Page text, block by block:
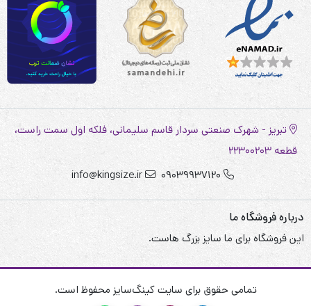
تبریز - شهرک صنعتی سردار قاسم سلیمانی، فلکه اول سمت راست،
قطعه 22300203
09039937120
info@kingsize.ir
درباره فروشگاه ما
این فروشگاه برای ما سایز بزرگ هاست.
تمامی حقوق برای سایت کینگ‌سایز محفوظ است.